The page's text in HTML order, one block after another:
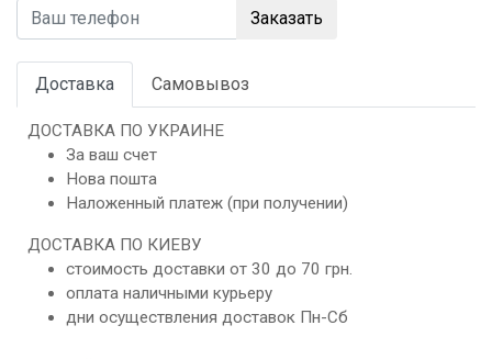
Заказать
Доставка Самовывоз
ДОСТАВКА ПО УКРАИНЕ
За ваш счет
Нова пошта
Наложенный платеж (при получении)
ДОСТАВКА ПО КИЕВУ
стоимость доставки от 30 до 70 грн.
оплата наличными курьеру
дни осуществления доставок Пн-Сб